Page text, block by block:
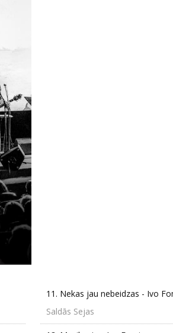
11. Nekas jau nebeidzas - Ivo
Saldās Sejas